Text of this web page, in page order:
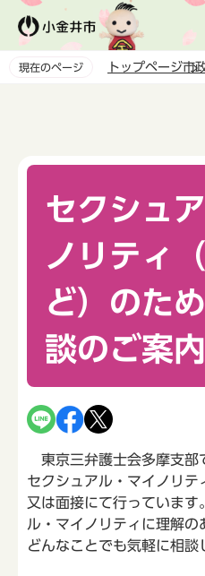
ペ
現在のページ トップページ市
セクシュ
ノリティ
ど）のた
談のご案内
東京三弁護士会多摩支部
セクシュアル・マイノリ
又は面接にて行っています
ル・マイノリティに理解の
どんなことでも気軽に相談